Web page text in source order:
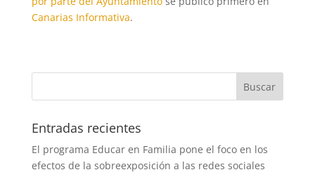
Canarias Informativa.
Entradas recientes
El programa Educar en Familia pone el foco en los
efectos de la sobreexposición a las redes sociales